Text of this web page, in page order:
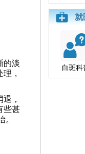
的淡
，
，
些甚
就
白斑科